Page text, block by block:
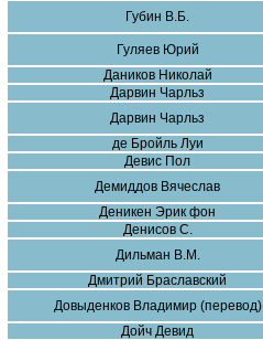
Губин В.Б.
Гуляев Юрий
Даников Николай
Дарвин Чарльз
Дарвин Чарльз
де Бройль Луи
Девис Пол
Демиддов Вячеслав
Деникен Эрик фон
Денисов С.
Дильман В.М.
Дмитрий Браславский
Довыденков Владимир (перевод)
Дойч Девид